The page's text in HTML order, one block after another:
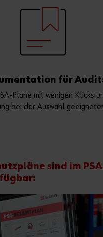
für
Pläne mit wenigen Klicks
bei der Auswahl
sind im